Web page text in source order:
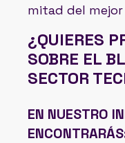
mitad del
¿QUIERES
SOBRE EL
SECTOR
EN NUESTRO